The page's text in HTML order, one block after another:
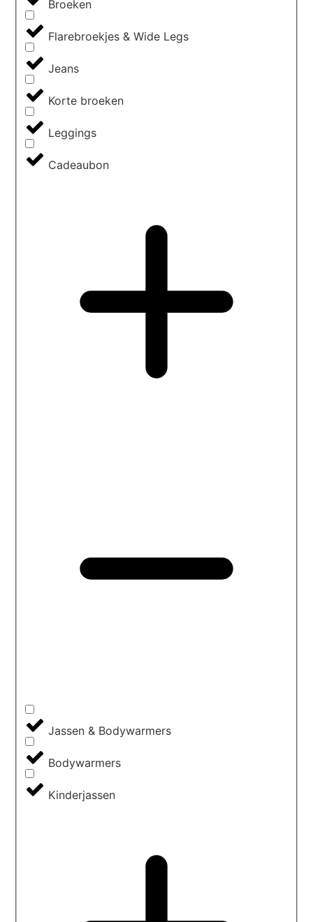
Broeken
Flarebroekjes & Wide Legs
Jeans
Korte broeken
Leggings
Cadeaubon
Jassen & Bodywarmers
Bodywarmers
Kinderjassen